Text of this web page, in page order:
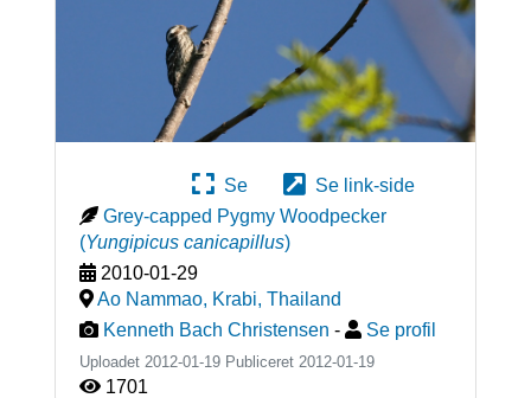
Se
Se link-side
Grey-capped Pygmy Woodpecker
(Yungipicus canicapillus)
2010-01-29
Ao Nammao, Krabi, Thailand
Kenneth Bach Christensen - Se profil
Uploadet 2012-01-19 Publiceret 2012-01-19
1701